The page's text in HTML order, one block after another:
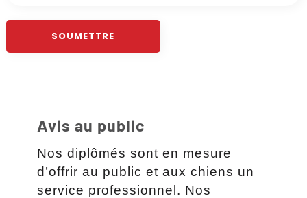
Avis au public
Nos diplômés sont en mesure
d’offrir au public et aux chiens un
service professionnel. Nos